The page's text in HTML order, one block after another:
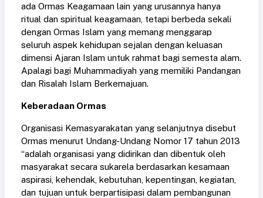
ada Ormas Keagamaan lain yang urusannya hanya
ritual dan spiritual keagamaan, tetapi berbeda sekali
dengan Ormas Islam yang memang menggarap
seluruh aspek kehidupan sejalan dengan keluasan
dimensi Ajaran Islam untuk rahmat bagi semesta alam.
Apalagi bagi Muhammadiyah yang memiliki Pandangan
dan Risalah Islam Berkemajuan.
Keberadaan Ormas
Organisasi Kemasyarakatan yang selanjutnya disebut
Ormas menurut Undang-Undang Nomor 17 tahun 2013
“adalah organisasi yang didirikan dan dibentuk oleh
masyarakat secara sukarela berdasarkan kesamaan
aspirasi, kehendak, kebutuhan, kepentingan, kegiatan,
dan tujuan untuk berpartisipasi dalam pembangunan